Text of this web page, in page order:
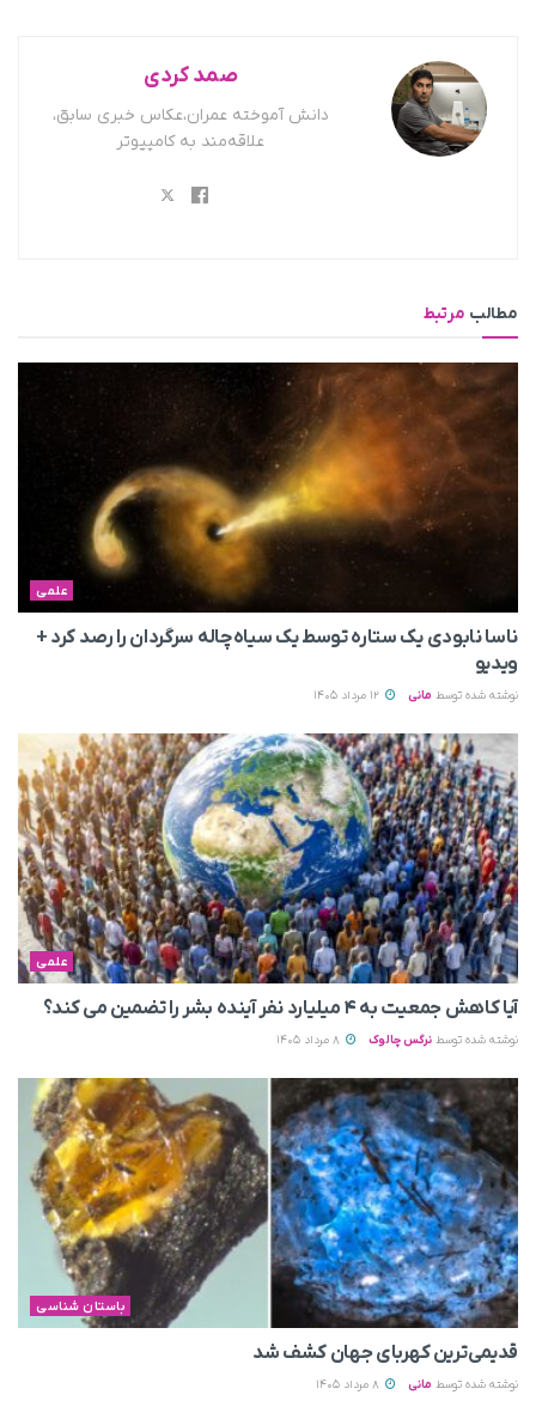
صمد کردی
دانش آموخته عمران،عکاس خبری سابق،
علاقه‌مند به کامپیوتر
مطالب مرتبط
علمی
ناسا نابودی یک ستاره توسط یک سیاه‌چاله سرگردان را رصد کرد +
ویدیو
نوشته شده توسط مانی
علمی
آیا کاهش جمعیت به ۴ میلیارد نفر آینده بشر را تضمین می‌ کند؟
نوشته شده توسط نرگس چالوک
باستان شناسی
قدیمی‌ترین کهربای جهان کشف شد
نوشته شده توسط مانی